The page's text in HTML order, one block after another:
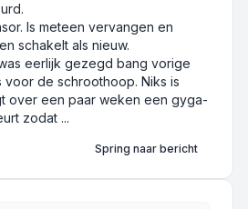
Is meteen vervangen en
schakelt als nieuw.
eerlijk gezegd bang vorige
de schroothoop. Niks is
over een paar weken een gyga-
zodat ...
Spring naar bericht